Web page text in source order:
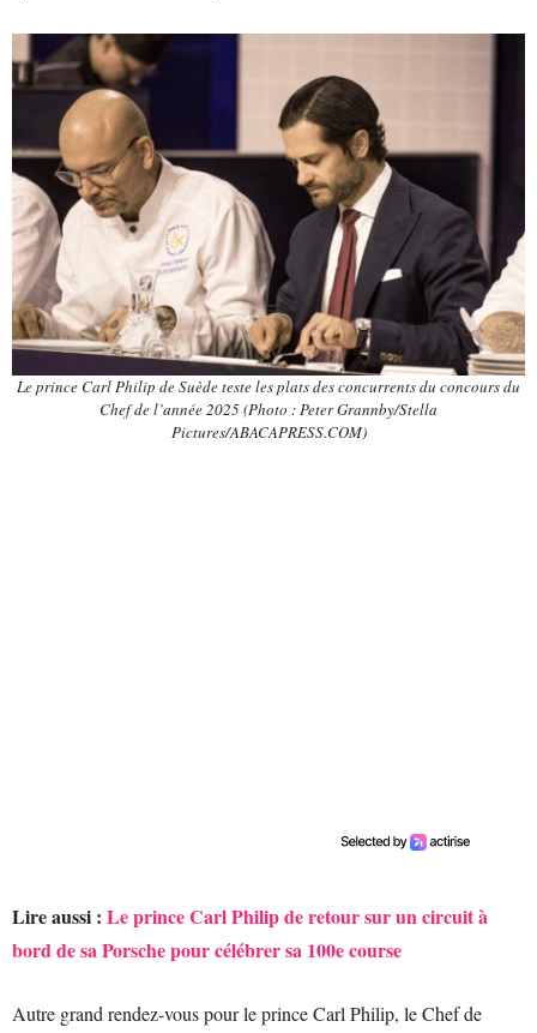
Le prince Carl Philip de Suède teste les plats des concurrents du concours du
Chef de l’année 2025 (Photo : Peter Grannby/Stella
Pictures/ABACAPRESS.COM)
Lire aussi : Le prince Carl Philip de retour sur un circuit à
bord de sa Porsche pour célébrer sa 100e course
Autre grand rendez-vous pour le prince Carl Philip, le Chef de